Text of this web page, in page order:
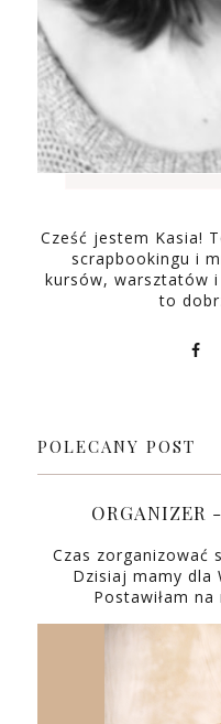
Cześć jestem Kasia!
scrapbookingu i
kursów, warsztatów
to
POLECANY POST
ORGANIZER
Czas zorganizować
Dzisiaj mamy dla
Postawiłam